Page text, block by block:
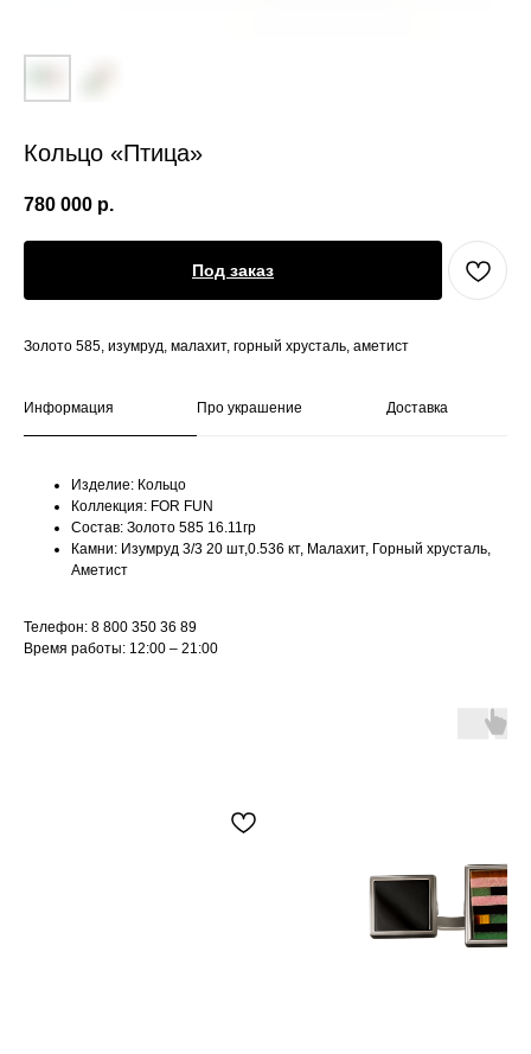
Кольцо «Птица»
780 000 р.
Под заказ
Золото 585, изумруд, малахит, горный хрусталь, аметист
Информация Про украшение Доставка
Изделие: Кольцо
Коллекция: FOR FUN
Состав: Золото 585 16.11гр
Камни: Изумруд 3/3 20 шт,0.536 кт, Малахит, Горный хрусталь,
Аметист
Телефон: 8 800 350 36 89
Время работы: 12:00 – 21:00